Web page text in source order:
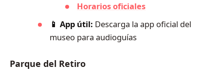
Horarios oficiales
📱 App útil: Descarga la app oficial del
museo para audioguías
Parque del Retiro